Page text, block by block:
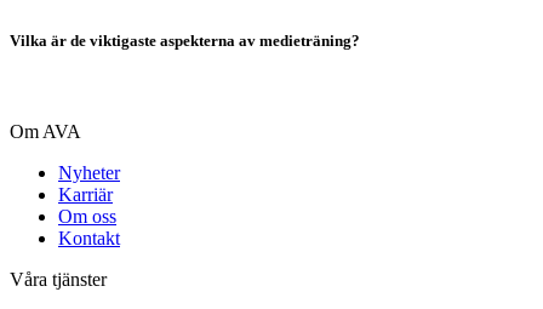
Vilka är de viktigaste aspekterna av medieträning?
Om AVA
Nyheter
Karriär
Om oss
Kontakt
Våra tjänster